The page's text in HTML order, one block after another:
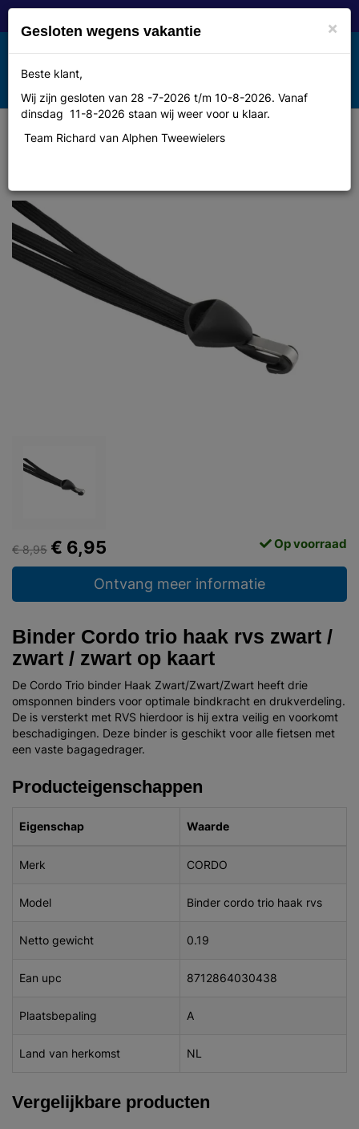
Toggle
navigation
MENU
Binder Cordo trio haak rvs zwart /
€ 8,95 € 6,95 Op voorraad
Ontvang meer informatie
Binder Cordo trio haak rvs zwart /
zwart / zwart op kaart
De Cordo Trio binder Haak Zwart/Zwart/Zwart heeft drie
omsponnen binders voor optimale bindkracht en drukverdeling.
De is versterkt met RVS hierdoor is hij extra veilig en voorkomt
beschadigingen. Deze binder is geschikt voor alle fietsen met
een vaste bagagedrager.
Producteigenschappen
Eigenschap Waarde
Merk CORDO
Model Binder cordo trio haak rvs
Netto gewicht 0.19
Ean upc 8712864030438
Plaatsbepaling A
Land van herkomst NL
Vergelijkbare producten
×
Gesloten wegens vakantie
Beste klant,
Wij zijn gesloten van 28 -7-2026 t/m 10-8-2026. Vanaf
dinsdag 11-8-2026 staan wij weer voor u klaar.
Team Richard van Alphen Tweewielers